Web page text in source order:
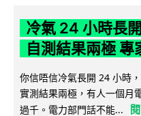
冷氣 24 小時長
自測結果兩極 專
你信唔信冷氣長開 24 小時
實測結果兩極，有人一個月
過千。電力部門話不能...